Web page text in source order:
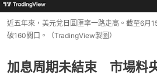
近五年來，美元兌日圓匯率一路走高。截至6月
破160關口。（TradingView製圖）
加息周期未結束 市場料